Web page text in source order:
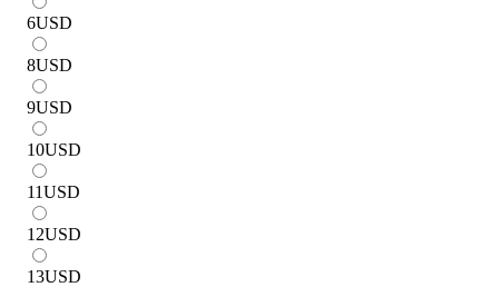
6USD
8USD
9USD
10USD
11USD
12USD
13USD